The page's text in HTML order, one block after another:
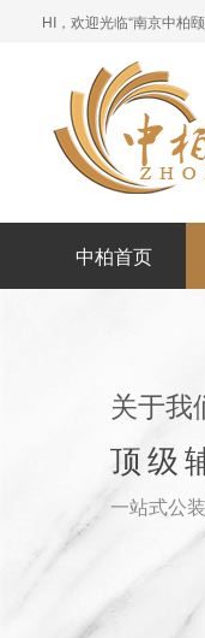
HI，欢迎光临“南京中柏
中柏首页
关于我
顶级
一站式公